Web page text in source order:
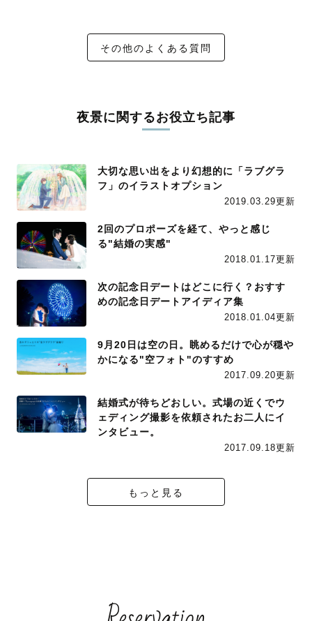
その他のよくある質問
夜景に関するお役立ち記事
大切な思い出をより幻想的に「ラブグラ
フ」のイラストオプション
2019.03.29更新
2回のプロポーズを経て、やっと感じ
る"結婚の実感"
2018.01.17更新
次の記念日デートはどこに行く？おすす
めの記念日デートアイディア集
2018.01.04更新
9月20日は空の日。眺めるだけで心が穏や
かになる"空フォト"のすすめ
2017.09.20更新
結婚式が待ちどおしい。式場の近くでウ
ェディング撮影を依頼されたお二人にイ
ンタビュー。
2017.09.18更新
もっと見る